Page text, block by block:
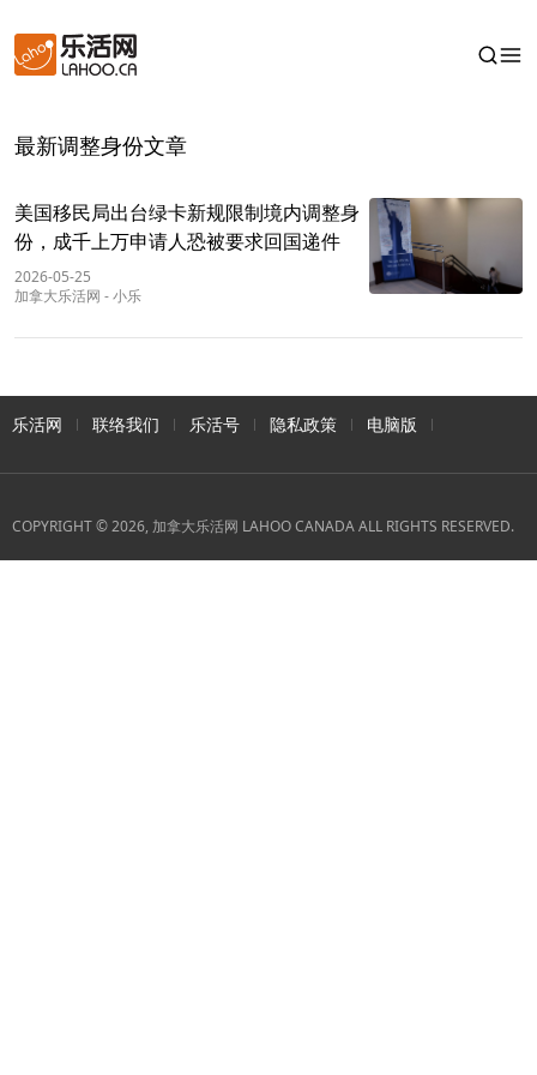
最新调整身份文章
美国移民局出台绿卡新规限制境内调整身
份，成千上万申请人恐被要求回国递件
2026-05-25
加拿大乐活网 -小乐
乐活网 联络我们 乐活号 隐私政策 电脑版
COPYRIGHT © 2026, 加拿大乐活网 LAHOO CANADA ALL RIGHTS RESERVED.